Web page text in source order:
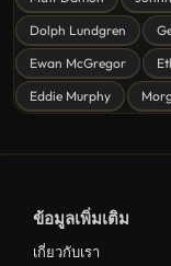
ดูหนังลึกลับ
ดูหนังอนิเมชั่น
ดูหนังไซไฟ Sci-
ดูหนังญี่ปุ่น Japan
Dolph Lundgren
Ewan McGregor
Eddie Murphy
ข้อมูลเพิ่มเติม
เกี่ยวกับเรา